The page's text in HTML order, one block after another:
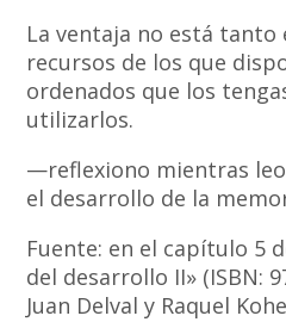
La ventaja no está tanto
recursos de los que
ordenados que los
utilizarlos.
—reflexiono mientras
el desarrollo de la
Fuente: en el capítulo 5
del desarrollo II» (ISBN:
Juan Delval y Raquel